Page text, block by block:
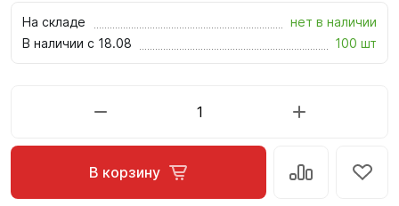
На складе
нет в наличии
В наличии с 18.08
100 шт
В корзину